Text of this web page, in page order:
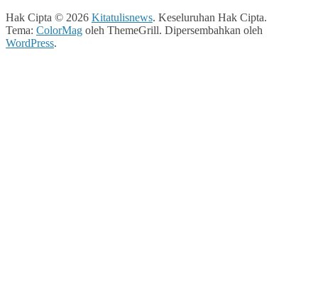
Hak Cipta © 2026 Kitatulisnews. Keseluruhan Hak Cipta.
Tema: ColorMag oleh ThemeGrill. Dipersembahkan oleh
WordPress.